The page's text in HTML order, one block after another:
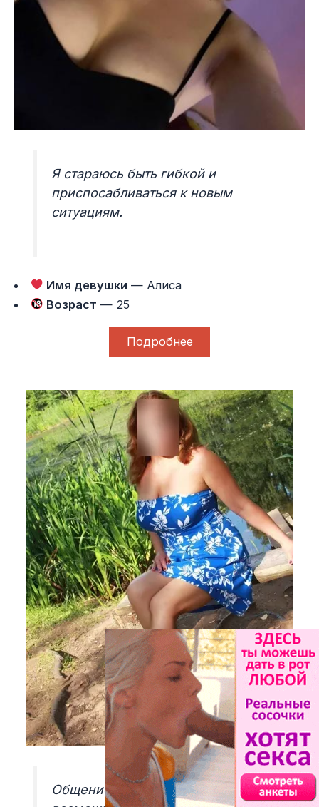
Я стараюсь быть гибкой и
приспосабливаться к новым
ситуациям.
Имя девушки — Алиса
Возраст — 25
Подробнее
Общение для меня — это